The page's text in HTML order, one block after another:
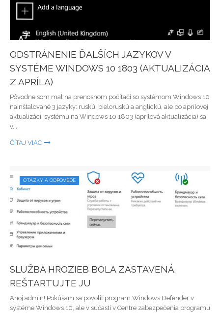
ODSTRÁNENIE ĎALŠÍCH JAZYKOV V
SYSTÉME WINDOWS 10 1803 (AKTUALIZÁCIA
Z APRÍLA)
Pôvodne som mal na prenosnom počítači so systémom Windows 10
nainštalované 3 jazyky: ruskú, bieloruskú a anglickú, ale po aprílovej
aktualizácii systému na Windows 10 1803 (aprílová aktualizácia) sa
v...
ČÍTAJ VIAC
OTÁZKY A ODPOVEDE
SLUŽBA HROZIEB BOLA ZASTAVENÁ.
REŠTARTUJTE JU
Ahoj admin! Pokúšam sa povoliť program Windows Defender v
systéme Windows 10, ale v súčasti v Centre zabezpečenia programu